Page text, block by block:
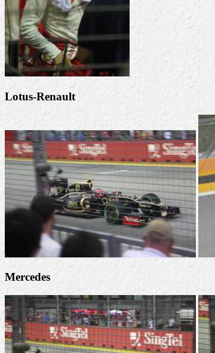
Lotus-Renault
Mercedes